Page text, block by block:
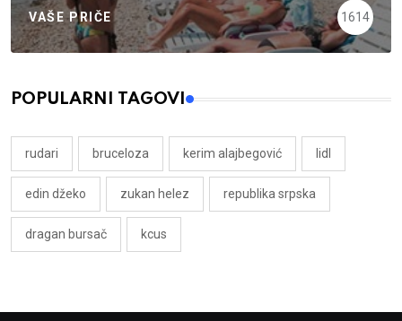
VAŠE PRIČE 1614
POPULARNI TAGOVI
rudari bruceloza kerim alajbegović lidl
edin džeko zukan helez republika srpska
dragan bursač kcus